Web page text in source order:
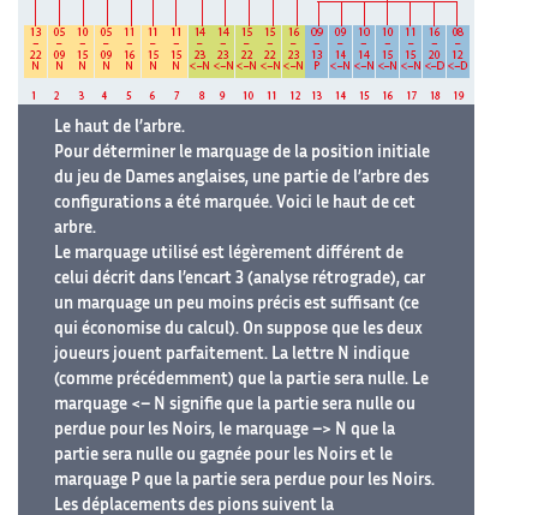
Le haut de l’arbre.
Pour déterminer le marquage de la position initiale
du jeu de Dames anglaises, une partie de l’arbre des
configurations a été marquée. Voici le haut de cet
arbre.
Le marquage utilisé est légèrement différent de
celui décrit dans l’encart 3 (analyse rétrograde), car
un marquage un peu moins précis est suffisant (ce
qui économise du calcul). On suppose que les deux
joueurs jouent parfaitement. La lettre N indique
(comme précédemment) que la partie sera nulle. Le
marquage <– N signifie que la partie sera nulle ou
perdue pour les Noirs, le marquage –> N que la
partie sera nulle ou gagnée pour les Noirs et le
marquage P que la partie sera perdue pour les Noirs.
Les déplacements des pions suivent la